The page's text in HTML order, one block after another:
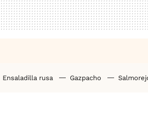
Ensaladilla rusa Gazpacho